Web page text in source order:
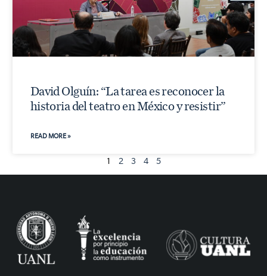
David Olguín: “La tarea es reconocer la
historia del teatro en México y resistir”
READ MORE »
1 2 3 4 5